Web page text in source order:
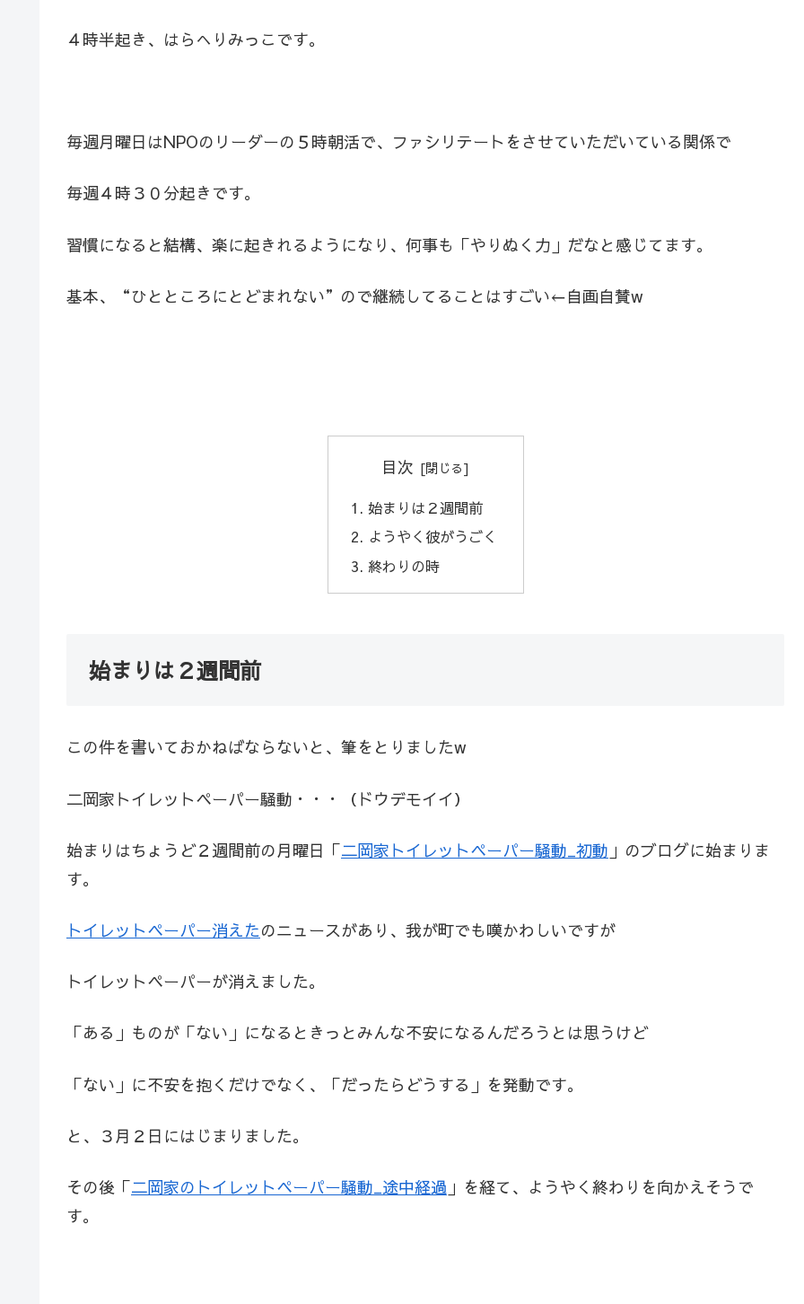
４時半起き、はらへりみっこです。
毎週月曜日はNPOのリーダーの５時朝活で、ファシリテートをさせていただいている関係で
毎週４時３０分起きです。
習慣になると結構、楽に起きれるようになり、何事も「やりぬく力」だなと感じてます。
基本、“ひとところにとどまれない”ので継続してることはすごい←自画自賛w
目次
始まりは２週間前
ようやく彼がうごく
終わりの時
始まりは２週間前
この件を書いておかねばならないと、筆をとりましたw
二岡家トイレットペーパー騒動・・・（ドウデモイイ）
始まりはちょうど２週間前の月曜日「二岡家トイレットペーパー騒動_初動 」のブログに始まりま
す。
トイレットペーパー消えたのニュースがあり、我が町でも嘆かわしいですが
トイレットペーパーが消えました。
「ある」ものが「ない」になるときっとみんな不安になるんだろうとは思うけど
「ない」に不安を抱くだけでなく、「だったらどうする」を発動です。
と、３月２日にはじまりました。
その後「二岡家のトイレットペーパー騒動_途中経過 」を経て、ようやく終わりを向かえそうで
す。